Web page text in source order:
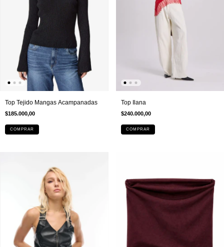
Top Tejido Mangas Acampanadas
$185.000,00
COMPRAR
Top Ilana
$240.000,00
COMPRAR